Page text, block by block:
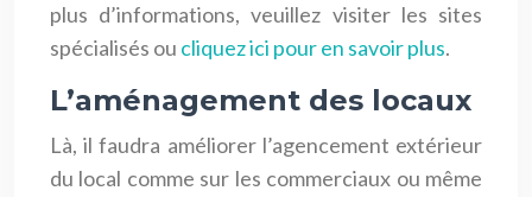
plus d’informations, veuillez visiter les sites
spécialisés ou cliquez ici pour en savoir plus.
L’aménagement des locaux
Là, il faudra améliorer l’agencement extérieur
du local comme sur les commerciaux ou même